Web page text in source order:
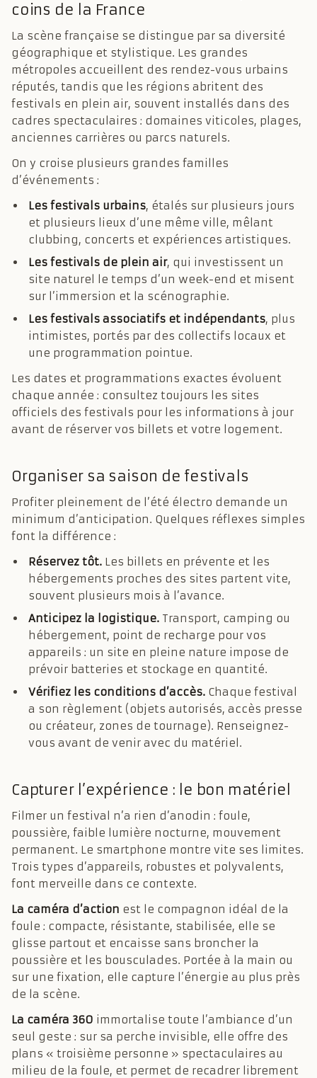
coins de la France
La scène française se distingue par sa diversité
géographique et stylistique. Les grandes
métropoles accueillent des rendez-vous urbains
réputés, tandis que les régions abritent des
festivals en plein air, souvent installés dans des
cadres spectaculaires : domaines viticoles, plages,
anciennes carrières ou parcs naturels.
On y croise plusieurs grandes familles
d’événements :
Les festivals urbains, étalés sur plusieurs jours
et plusieurs lieux d’une même ville, mêlant
clubbing, concerts et expériences artistiques.
Les festivals de plein air, qui investissent un
site naturel le temps d’un week-end et misent
sur l’immersion et la scénographie.
Les festivals associatifs et indépendants, plus
intimistes, portés par des collectifs locaux et
une programmation pointue.
Les dates et programmations exactes évoluent
chaque année : consultez toujours les sites
officiels des festivals pour les informations à jour
avant de réserver vos billets et votre logement.
Organiser sa saison de festivals
Profiter pleinement de l’été électro demande un
minimum d’anticipation. Quelques réflexes simples
font la différence :
Réservez tôt. Les billets en prévente et les
hébergements proches des sites partent vite,
souvent plusieurs mois à l’avance.
Anticipez la logistique. Transport, camping ou
hébergement, point de recharge pour vos
appareils : un site en pleine nature impose de
prévoir batteries et stockage en quantité.
Vérifiez les conditions d’accès. Chaque festival
a son règlement (objets autorisés, accès presse
ou créateur, zones de tournage). Renseignez-
vous avant de venir avec du matériel.
Capturer l’expérience : le bon matériel
Filmer un festival n’a rien d’anodin : foule,
poussière, faible lumière nocturne, mouvement
permanent. Le smartphone montre vite ses limites.
Trois types d’appareils, robustes et polyvalents,
font merveille dans ce contexte.
La caméra d’action est le compagnon idéal de la
foule : compacte, résistante, stabilisée, elle se
glisse partout et encaisse sans broncher la
poussière et les bousculades. Portée à la main ou
sur une fixation, elle capture l’énergie au plus près
de la scène.
La caméra 360 immortalise toute l’ambiance d’un
seul geste : sur sa perche invisible, elle offre des
plans « troisième personne » spectaculaires au
milieu de la foule, et permet de recadrer librement